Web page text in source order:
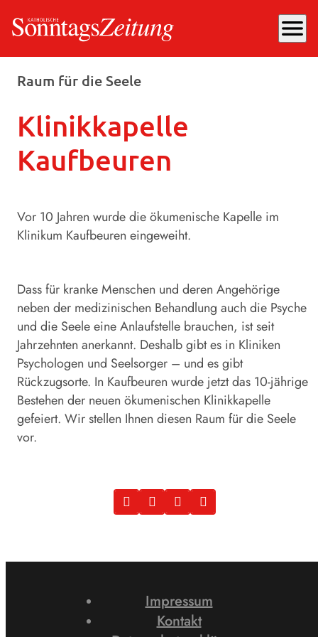
menu
Mittwoch, 23.10.2024, 12:53 Uhr
Raum für die Seele
Klinikkapelle
Kaufbeuren
Vor 10 Jahren wurde die ökumenische Kapelle im
Klinikum Kaufbeuren eingeweiht.
Dass für kranke Menschen und deren Angehörige
neben der medizinischen Behandlung auch die Psyche
und die Seele eine Anlaufstelle brauchen, ist seit
Jahrzehnten anerkannt. Deshalb gibt es in Kliniken
Psychologen und Seelsorger – und es gibt
Rückzugsorte. In Kaufbeuren wurde jetzt das 10-jährige
Bestehen der neuen ökumenischen Klinikkapelle
gefeiert. Wir stellen Ihnen diesen Raum für die Seele
vor.
Impressum
Kontakt